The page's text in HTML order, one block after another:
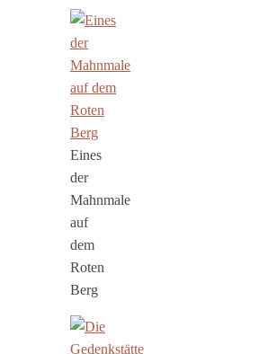
Eines
der
Mahnmale
auf
dem
Roten
Berg